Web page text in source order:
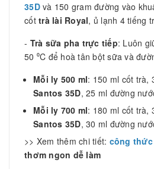
35Dvà 150 gram đường vào
cốt trà lài Royal, ủ lạnh 4 tiếng
- Trà sữa pha trực tiếp: Luôn
50 ⁰C để hoà tân bột sữa và
Mỗi ly 500 ml: 150 ml cốt trà,
Santos 35D, 25 ml đường
Mỗi ly 700 ml: 180 ml cốt trà,
Santos 35D, 30 ml đường
>> Xem thêm chi tiết: công
thơm ngon dễ làm